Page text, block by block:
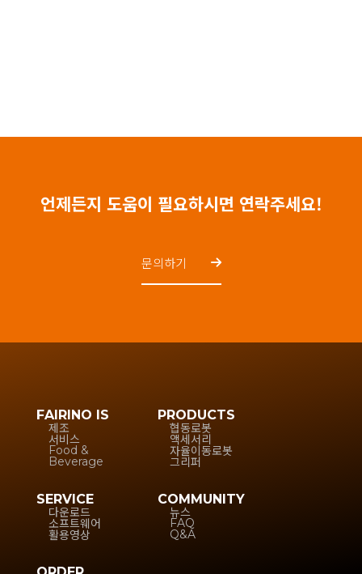
언제든지 도움이 필요하시면 연락주세요!
문의하기
FAIRINO IS
제조
서비스
Food &
Beverage
PRODUCTS
협동로봇
액세서리
자율이동로봇
그리퍼
SERVICE
다운로드
소프트웨어
활용영상
COMMUNITY
뉴스
FAQ
Q&A